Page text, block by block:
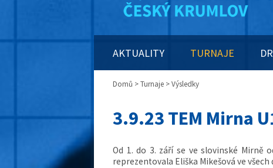
AKTUALITY TURNAJE
Domů >Turnaje > Výsledky
3.9.23 TEM Mirna
Od 1. do 3. září se ve slovinské Mirně
reprezentovala Eliška Mikešová ve